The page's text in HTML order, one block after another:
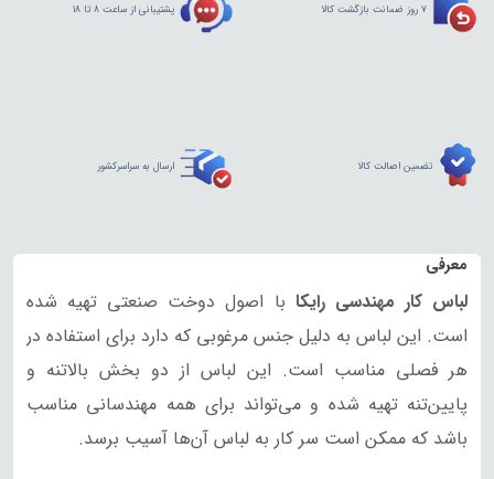
7 روز ضمانت بازگشت کالا پشتیبانی از ساعت 8 تا 18
تضمین اصالت کالا ارسال به سراسرکشور
معرفی
لباس کار مهندسی رایکا با اصول دوخت صنعتی تهیه شده
است. این لباس به دلیل جنس مرغوبی که دارد برای استفاده در
هر فصلی مناسب است. این لباس از دو بخش بالاتنه و
پایین‌تنه تهیه شده و می‌تواند برای همه مهندسانی مناسب
باشد که ممکن است سر کار به لباس آن‌ها آسیب برسد.